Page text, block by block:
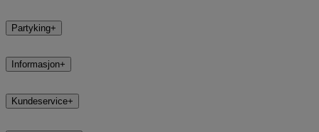
Partyking+
Informasjon+
Kundeservice+